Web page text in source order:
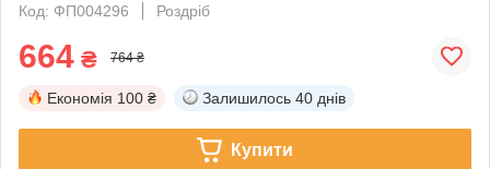
Код: ФП004296
Роздріб
664 ₴ 764 ₴
Економія 100 ₴ Залишилось 40 днів
Купити